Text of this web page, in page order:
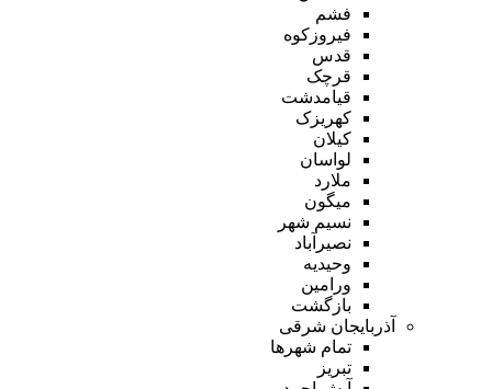
فشم
فیروزکوه
قدس
قرچک
قیامدشت
کهریزک
کیلان
لواسان
ملارد
میگون
نسیم شهر
نصیرآباد
وحیدیه
ورامین
بازگشت
آذربایجان شرقی
تمام شهر‌ها
تبریز